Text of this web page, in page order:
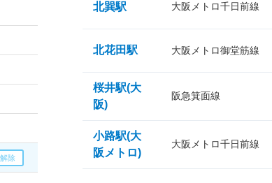
北巽駅 大阪メトロ千日前線
北花田駅 大阪メトロ御堂筋線
桜井駅(大
阪)
阪急箕面線
小路駅(大
阪メトロ)
大阪メトロ千日前線